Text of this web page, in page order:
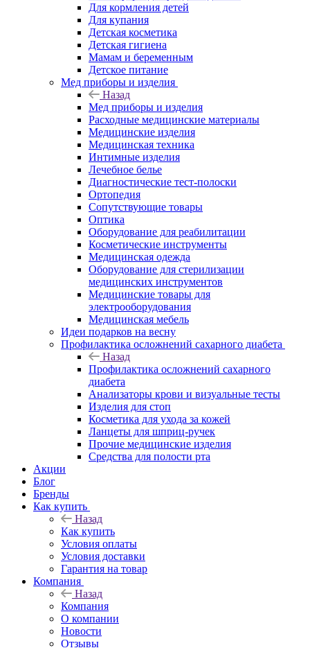
Для кормления детей
Для купания
Детская косметика
Детская гигиена
Мамам и беременным
Детское питание
Мед приборы и изделия
Назад
Мед приборы и изделия
Расходные медицинские материалы
Медицинские изделия
Медицинская техника
Интимные изделия
Лечебное белье
Диагностические тест-полоски
Ортопедия
Сопутствующие товары
Оптика
Оборудование для реабилитации
Косметические инструменты
Медицинская одежда
Оборудование для стерилизации
медицинских инструментов
Медицинские товары для
электрооборудования
Медицинская мебель
Идеи подарков на весну
Профилактика осложнений сахарного диабета
Назад
Профилактика осложнений сахарного
диабета
Анализаторы крови и визуальные тесты
Изделия для стоп
Косметика для ухода за кожей
Ланцеты для шприц-ручек
Прочие медицинские изделия
Средства для полости рта
Акции
Блог
Бренды
Как купить
Назад
Как купить
Условия оплаты
Условия доставки
Гарантия на товар
Компания
Назад
Компания
О компании
Новости
Отзывы